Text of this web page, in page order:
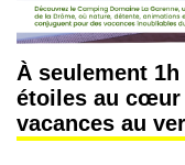
À seulement
étoiles au cœur
vacances au